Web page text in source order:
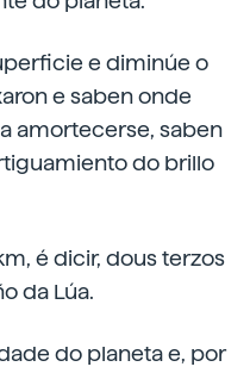
e diminúe o
e saben onde
amortecerse, saben
do brillo
é dicir, dous terzos
da Lúa.
do planeta e, por